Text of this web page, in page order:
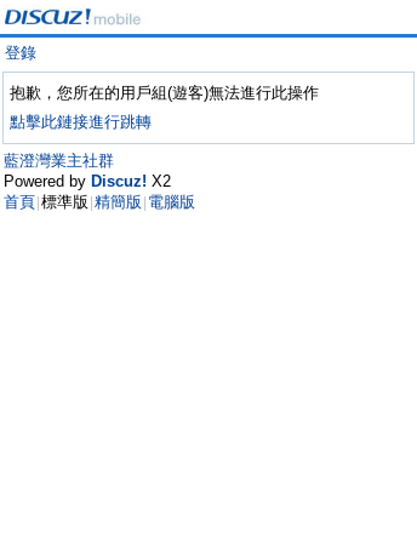
登錄
抱歉，您所在的用戶組(遊客)無法進行此操作
點擊此鏈接進行跳轉
藍澄灣業主社群
Powered by Discuz! X2
首頁 標準版 精簡版 電腦版